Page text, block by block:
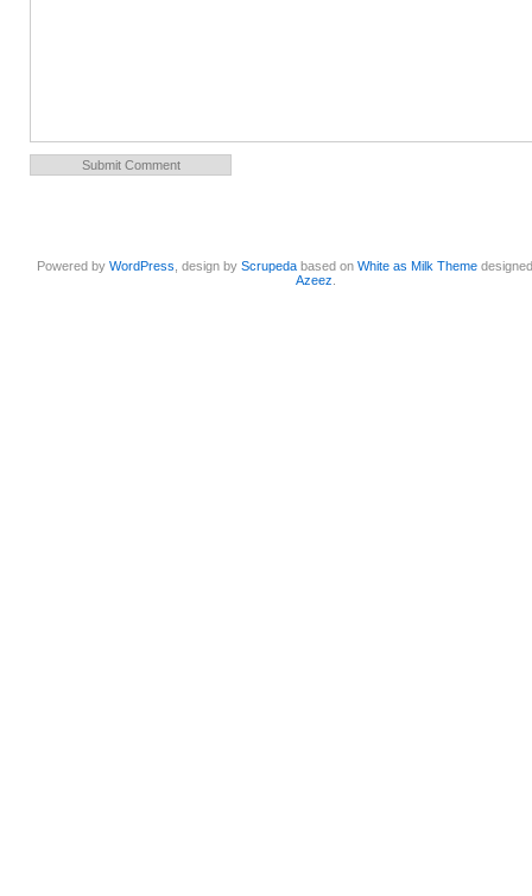
Powered byWordPress , design byScrupeda based onWhite as Milk Theme
Azeez